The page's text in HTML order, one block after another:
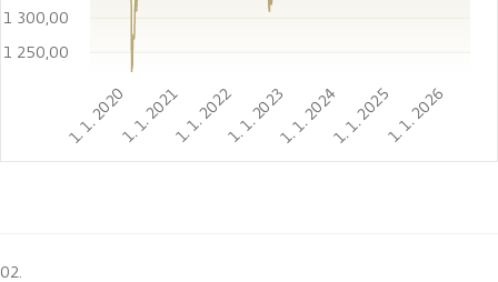
1. 1. 20201. 1. 20211. 1. 20221. 1. 20231. 1. 20241. 1. 20251. 1. 2026
1 250,00
1 300,00